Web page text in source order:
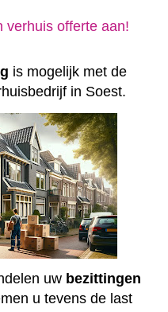
verhuis offerte aan!
is mogelijk met de
in Soest.
uw bezittingen
u tevens de last